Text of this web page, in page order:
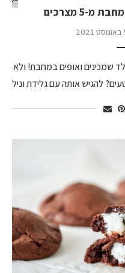
5 מצרכים
שמכינים ואופים במחבת! ולא